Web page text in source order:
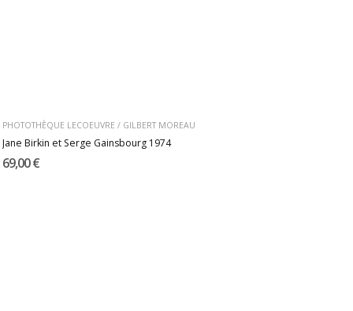
PHOTOTHÈQUE LECOEUVRE / GILBERT MOREAU
Jane Birkin et Serge Gainsbourg 1974
69,00 €